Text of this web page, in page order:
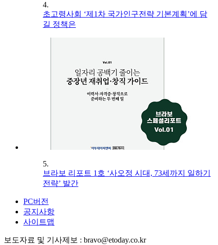
4.
초고령사회 ‘제1차 국가인구전략 기본계획’에 담
길 정책은
5.
브라보 리포트 1호 ‘사오정 시대, 73세까지 일하기
전략’ 발간
PC버전
공지사항
사이트맵
보도자료 및 기사제보 : bravo@etoday.co.kr